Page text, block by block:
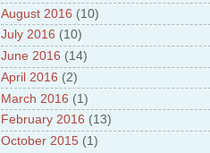
August 2016 (10)
July 2016 (10)
June 2016 (14)
April 2016 (2)
March 2016 (1)
February 2016 (13)
October 2015 (1)